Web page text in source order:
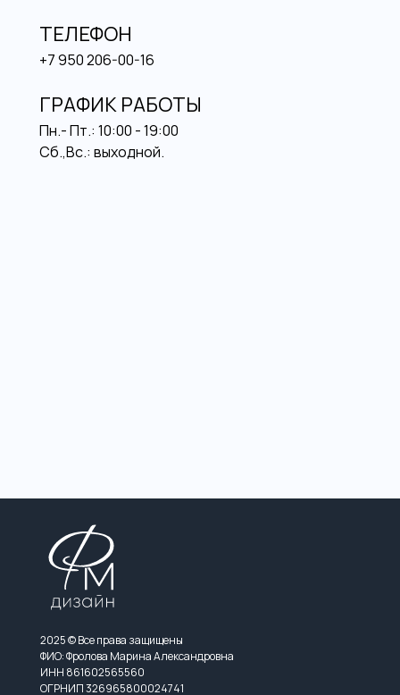
ТЕЛЕФОН
ГРАФИК РАБОТЫ
+7 950 206-00-16
Пн.- Пт.: 10:00 - 19:00
Сб.,Вс.: выходной.
2025 © Все права защищены
ФИО: Фролова Марина Александровна
ИНН 861602565560
ОГРНИП 326965800024741